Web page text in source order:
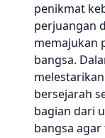
penikmat
perjuangan
memajukan
bangsa.
bersejarah
bagian dari
bangsa